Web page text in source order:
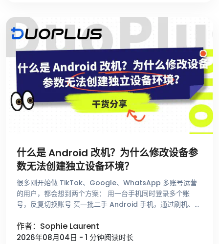
什么是 Android 改机？为什么修改设备参
数无法创建独立设备环境？
很多刚开始做 TikTok、Google、WhatsApp 多账号运营
的用户，都会想到两个方案： 用一台手机同时登录多个账
号，反复切换账号 买一批二手 Android 手机，通过刷机、
作者：Sophie Laurent
2026年08月04日 - 1 分钟阅读时长